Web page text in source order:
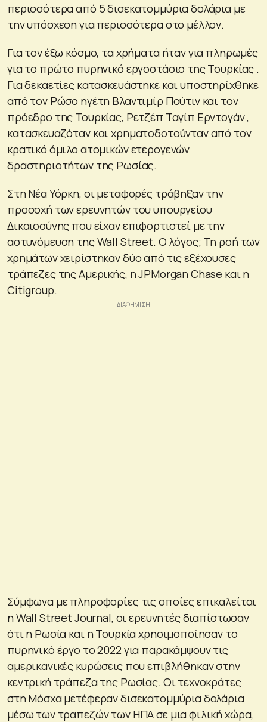
περισσότερα από 5 δισεκατομμύρια δολάρια με
την υπόσχεση για περισσότερα στο μέλλον.
Για τον έξω κόσμο, τα χρήματα ήταν για πληρωμές
για το πρώτο πυρηνικό εργοστάσιο της Τουρκίας .
Για δεκαετίες κατασκευάστηκε και υποστηρίχθηκε
από τον Ρώσο ηγέτη Βλαντιμίρ Πούτιν και τον
πρόεδρο της Τουρκίας, Ρετζέπ Ταγίπ Ερντογάν ,
κατασκευαζόταν και χρηματοδοτούνταν από τον
κρατικό όμιλο ατομικών ετερογενών
δραστηριοτήτων της Ρωσίας.
Στη Νέα Υόρκη, οι μεταφορές τράβηξαν την
προσοχή των ερευνητών του υπουργείου
Δικαιοσύνης που είχαν επιφορτιστεί με την
αστυνόμευση της Wall Street. Ο λόγος; Τη ροή των
χρημάτων χειρίστηκαν δύο από τις εξέχουσες
τράπεζες της Αμερικής, η JPMorgan Chase και η
Citigroup.
Σύμφωνα με πληροφορίες τις οποίες επικαλείται
η Wall Street Journal, oι ερευνητές διαπίστωσαν
ότι η Ρωσία και η Τουρκία χρησιμοποίησαν το
πυρηνικό έργο το 2022 για παρακάμψουν τις
αμερικανικές κυρώσεις που επιβλήθηκαν στην
κεντρική τράπεζα της Ρωσίας. Οι τεχνοκράτες
στη Μόσχα μετέφεραν δισεκατομμύρια δολάρια
μέσω των τραπεζών των ΗΠΑ σε μια φιλική χώρα,